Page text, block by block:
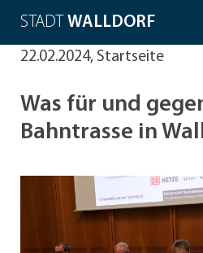
STADT WALLDORF
22.02.2024, Startseite
Was für und
Bahntrasse in